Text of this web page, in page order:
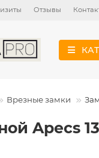
Отзывы
Врезные замки
Apecs